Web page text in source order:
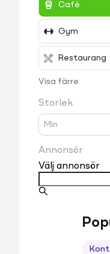
Café
Gym
Restaurang
Visa färre
Storlek
Min
Annonsör
Välj annonsör